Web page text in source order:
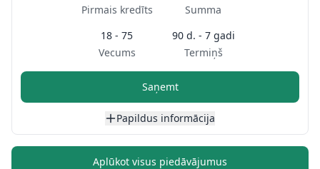
Pirmais kredīts
Summa
18 - 75
Vecums
90 d. - 7 gadi
Termiņš
Saņemt
Papildus informācija
Aplūkot visus piedāvājumus